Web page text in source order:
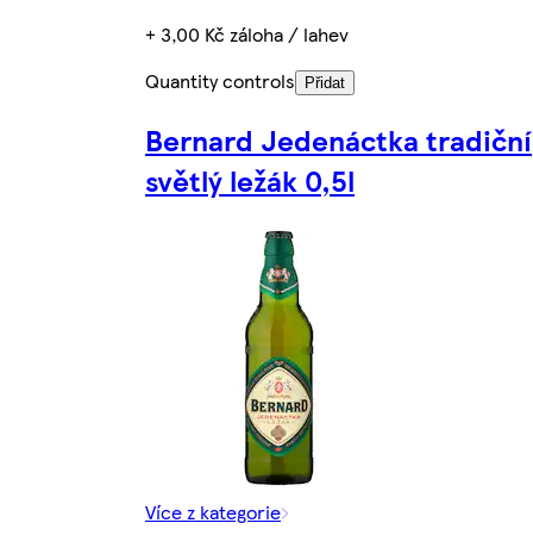
+ 3,00 Kč záloha / lahev
Quantity controls
Přidat
Bernard Jedenáctka tradiční
světlý ležák 0,5l
Více z kategorie